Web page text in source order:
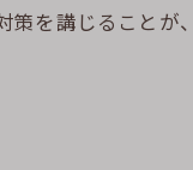
を講じることが